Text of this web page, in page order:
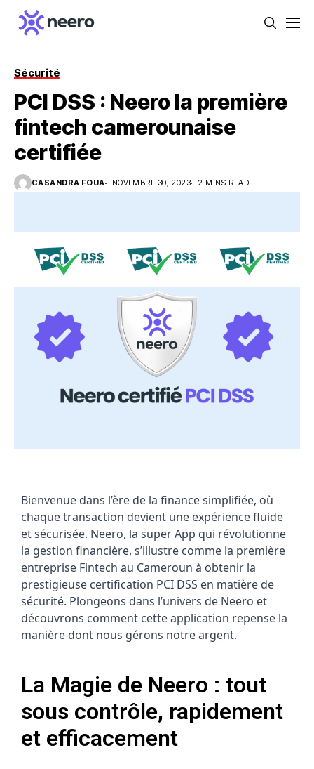
Sécurité
PCI DSS : Neero la première
fintech camerounaise
certifiée
CASANDRA FOUA NOVEMBRE 30, 2023 2 MINS READ
Bienvenue dans l’ère de la finance simplifiée, où
chaque transaction devient une expérience fluide
et sécurisée. Neero, la super App qui révolutionne
la gestion financière, s’illustre comme la première
entreprise Fintech au Cameroun à obtenir la
prestigieuse certification PCI DSS en matière de
sécurité. Plongeons dans l’univers de Neero et
découvrons comment cette application repense la
manière dont nous gérons notre argent.
La Magie de Neero : tout
sous contrôle, rapidement
et efficacement